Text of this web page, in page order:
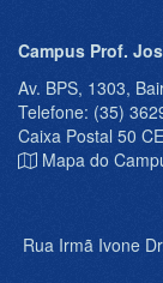
Campus Prof.
Av. BPS, 1303,
Telefone: (35)
Caixa Postal 50
Mapa do
Rua Irmã Ivone